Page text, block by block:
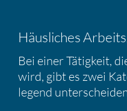
Häusli­ches
Bei einer Tätig­keit,
wird, gibt es zwei
le­gend